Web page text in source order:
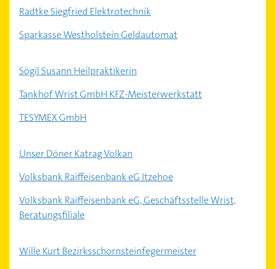
Radtke Siegfried Elektrotechnik
Sparkasse Westholstein Geldautomat
Sögil Susann Heilpraktikerin
Tankhof Wrist GmbH KFZ-Meisterwerkstatt
TESYMEX GmbH
Unser Döner Katrag Volkan
Volksbank Raiffeisenbank eG Itzehoe
Volksbank Raiffeisenbank eG, Geschäftsstelle Wrist,
Beratungsfiliale
Wille Kurt Bezirksschornsteinfegermeister